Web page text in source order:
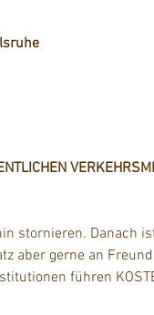
stornieren. Danach
aber gerne an
führen